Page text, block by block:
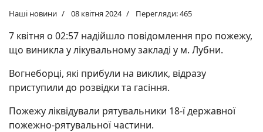
Наші новини 08 квітня 2024 Перегляди: 465
7 квітня о 02:57 надійшло повідомлення про пожежу,
що виникла у лікувальному закладі у м. Лубни.
Вогнеборці, які прибули на виклик, відразу
приступили до розвідки та гасіння.
Пожежу ліквідували рятувальники 18-ї державної
пожежно-рятувальної частини.